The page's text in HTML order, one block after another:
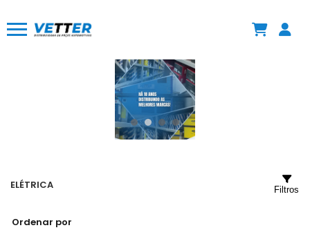
ELÉTRICA
Ordenar por
Filtros